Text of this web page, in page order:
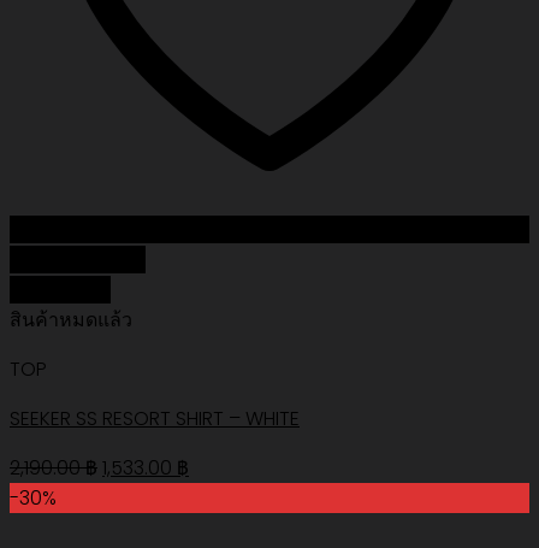
สินค้าหมดแล้ว
TOP
SEEKER SS RESORT SHIRT – WHITE
2,190.00฿Original
1,533.00 ฿
-30%